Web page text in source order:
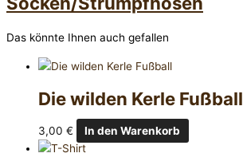
Das könnte Ihnen auch gefallen
Die wilden Kerle Fußball
3,00 € In den Warenkorb